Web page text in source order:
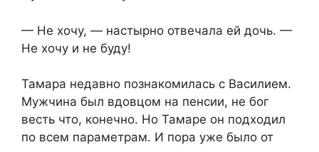
— Не хочу, — настырно отвечала ей дочь. —
Не хочу и не буду!
Тамара недавно познакомилась с Василием.
Мужчина был вдовцом на пенсии, не бог
весть что, конечно. Но Тамаре он подходил
по всем параметрам. И пора уже было от